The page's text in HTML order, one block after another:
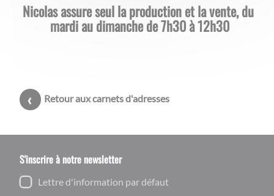
Nicolas assure seul la production et la vente, du
mardi au dimanche de 7h30 à 12h30
Retour aux carnets d'adresses
S'inscrire à notre newsletter
Lettre d'information par défaut